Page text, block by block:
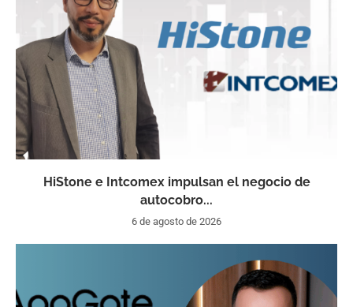
HiStone e Intcomex impulsan el negocio de
autocobro...
6 de agosto de 2026